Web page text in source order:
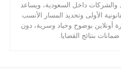
والشركات داخل السعودية، ويساعد
الأولى وتحديد المسار الأنسب
أونلاين بوضوح وحياد وسرية، دون
بنتائج القضايا.